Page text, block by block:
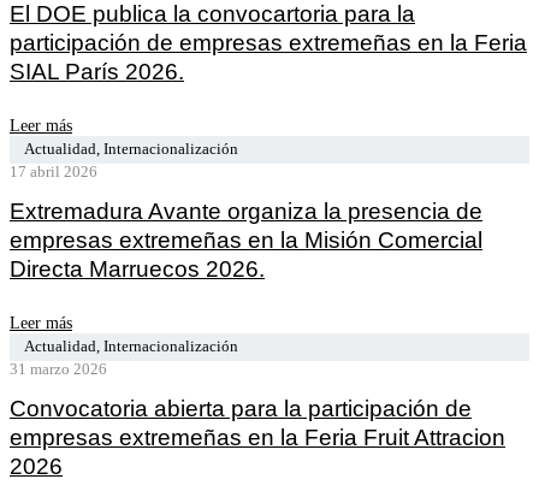
El DOE publica la convocartoria para la
participación de empresas extremeñas en la Feria
SIAL París 2026.
Leer más
Actualidad, Internacionalización
17 abril 2026
Extremadura Avante organiza la presencia de
empresas extremeñas en la Misión Comercial
Directa Marruecos 2026.
Leer más
Actualidad, Internacionalización
31 marzo 2026
Convocatoria abierta para la participación de
empresas extremeñas en la Feria Fruit Attracion
2026